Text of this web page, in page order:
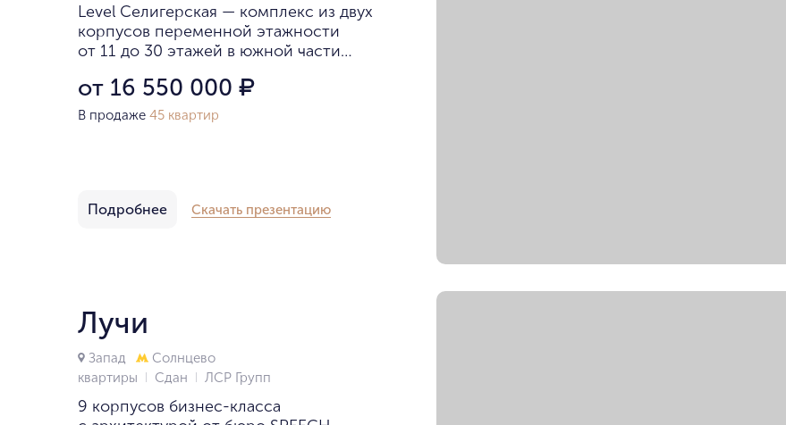
Level Селигерская — комплекс из двух
корпусов переменной этажности
от 11 до 30 этажей в южной части
выполнены из кирпича, отделаны
металлическими панелями белого
от 16 550 000 ₽
В продаже 45 квартир
Подробнее Скачать презентацию
Лучи
Запад
Солнцево
квартиры
Сдан ЛСР Групп
9 корпусов бизнес-класса